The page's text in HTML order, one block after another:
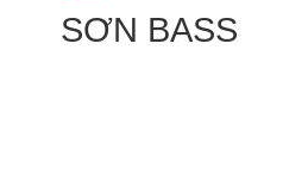
SƠN BASS